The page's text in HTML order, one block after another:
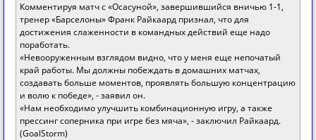
Комментируя матч с «Осасуной», завершившийся вничью 1-1,
тренер «Барселоны» Франк Райкаард признал, что для
достижения слаженности в командных действий еще надо
поработать.
«Невооруженным взглядом видно, что у меня еще непочатый
край работы. Мы должны побеждать в домашних матчах,
создавать больше моментов, проявлять большую концентрацию
и волю к победе», - заявил он.
«Нам необходимо улучшить комбинационную игру, а также
прессинг соперника при игре без мяча», - заключил Райкаард.
(GoalStorm)